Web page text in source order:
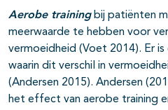
Aerobe trainingbij patiënten
meerwaarde te hebben voor
vermoeidheid (Voet 2014). Er
waarin dit verschil in
(Andersen 2015). Andersen
het effect van aerobe training